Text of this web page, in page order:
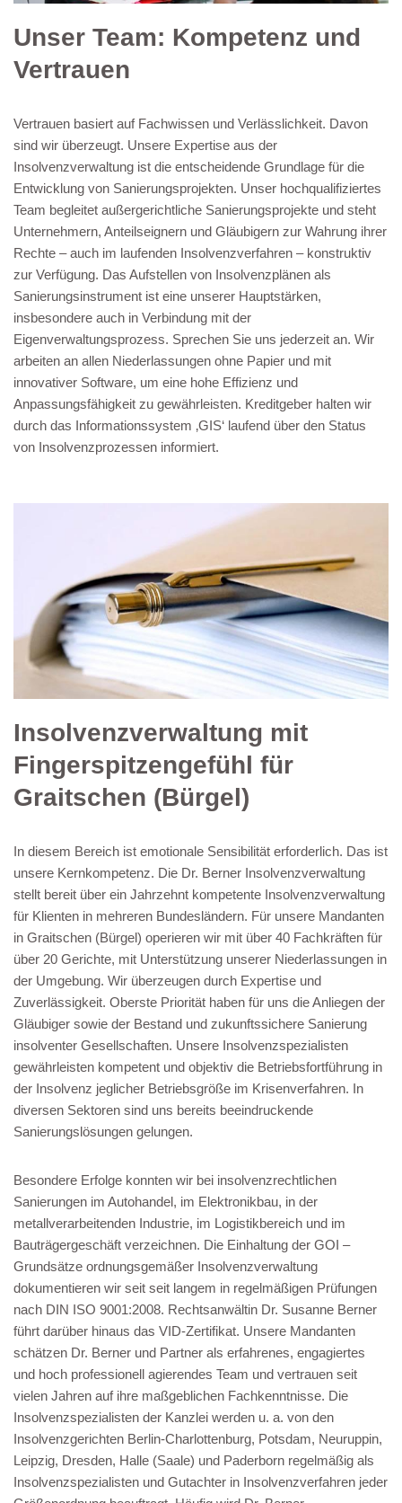
Unser Team: Kompetenz und
Vertrauen
Vertrauen basiert auf Fachwissen und Verlässlichkeit. Davon
sind wir überzeugt. Unsere Expertise aus der
Insolvenzverwaltung ist die entscheidende Grundlage für die
Entwicklung von Sanierungsprojekten. Unser hochqualifiziertes
Team begleitet außergerichtliche Sanierungsprojekte und steht
Unternehmern, Anteilseignern und Gläubigern zur Wahrung ihrer
Rechte – auch im laufenden Insolvenzverfahren – konstruktiv
zur Verfügung. Das Aufstellen von Insolvenzplänen als
Sanierungsinstrument ist eine unserer Hauptstärken,
insbesondere auch in Verbindung mit der
Eigenverwaltungsprozess. Sprechen Sie uns jederzeit an. Wir
arbeiten an allen Niederlassungen ohne Papier und mit
innovativer Software, um eine hohe Effizienz und
Anpassungsfähigkeit zu gewährleisten. Kreditgeber halten wir
durch das Informationssystem ‚GIS‘ laufend über den Status
von Insolvenzprozessen informiert.
Insolvenzverwaltung mit
Fingerspitzengefühl für
Graitschen (Bürgel)
In diesem Bereich ist emotionale Sensibilität erforderlich. Das ist
unsere Kernkompetenz. Die Dr. Berner Insolvenzverwaltung
stellt bereit über ein Jahrzehnt kompetente Insolvenzverwaltung
für Klienten in mehreren Bundesländern. Für unsere Mandanten
in Graitschen (Bürgel) operieren wir mit über 40 Fachkräften für
über 20 Gerichte, mit Unterstützung unserer Niederlassungen in
der Umgebung. Wir überzeugen durch Expertise und
Zuverlässigkeit. Oberste Priorität haben für uns die Anliegen der
Gläubiger sowie der Bestand und zukunftssichere Sanierung
insolventer Gesellschaften. Unsere Insolvenzspezialisten
gewährleisten kompetent und objektiv die Betriebsfortführung in
der Insolvenz jeglicher Betriebsgröße im Krisenverfahren. In
diversen Sektoren sind uns bereits beeindruckende
Sanierungslösungen gelungen.
Besondere Erfolge konnten wir bei insolvenzrechtlichen
Sanierungen im Autohandel, im Elektronikbau, in der
metallverarbeitenden Industrie, im Logistikbereich und im
Bauträgergeschäft verzeichnen. Die Einhaltung der GOI –
Grundsätze ordnungsgemäßer Insolvenzverwaltung
dokumentieren wir seit seit langem in regelmäßigen Prüfungen
nach DIN ISO 9001:2008. Rechtsanwältin Dr. Susanne Berner
führt darüber hinaus das VID-Zertifikat. Unsere Mandanten
schätzen Dr. Berner und Partner als erfahrenes, engagiertes
und hoch professionell agierendes Team und vertrauen seit
vielen Jahren auf ihre maßgeblichen Fachkenntnisse. Die
Insolvenzspezialisten der Kanzlei werden u. a. von den
Insolvenzgerichten Berlin-Charlottenburg, Potsdam, Neuruppin,
Leipzig, Dresden, Halle (Saale) und Paderborn regelmäßig als
Insolvenzspezialisten und Gutachter in Insolvenzverfahren jeder